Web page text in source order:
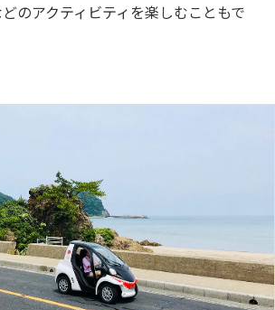
のアクティビティを楽しむこともで